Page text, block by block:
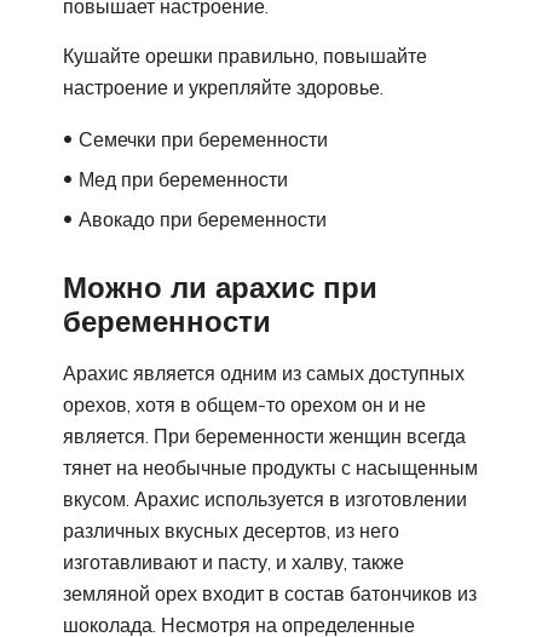
повышает настроение.
Кушайте орешки правильно, повышайте
настроение и укрепляйте здоровье.
Семечки при беременности
Мед при беременности
Авокадо при беременности
Можно ли арахис при
беременности
Арахис является одним из самых доступных
орехов, хотя в общем-то орехом он и не
является. При беременности женщин всегда
тянет на необычные продукты с насыщенным
вкусом. Арахис используется в изготовлении
различных вкусных десертов, из него
изготавливают и пасту, и халву, также
земляной орех входит в состав батончиков из
шоколада. Несмотря на определенные